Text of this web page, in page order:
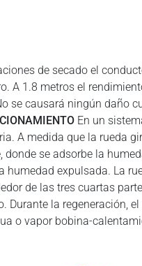
de secado el
A 1.8 metros el
se causará ningún daño
En un
A medida que la rueda
se adsorbe la
humedad expulsada. La
de las tres cuartas
Durante la regeneración,
o vapor bobina-